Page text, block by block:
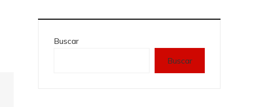
Buscar
Buscar